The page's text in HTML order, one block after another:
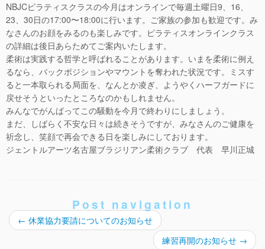
NBJCピラティスクラスの今月はオンラインで毎週土曜日9、16、
23、30日の17:00〜18:00に行います。ご家族の参加も歓迎です。み
なさんのお顔をみるのも楽しみです。ピラティスオンラインクラス
の詳細は後日あらためてご案内いたします。
柔術は実践する哲学と呼ばれることがあります。いまを柔術に例え
るなら、バックポジションやマウントを奪われた状況です。ミスす
ると一本取られる局面を、なんとか凌ぎ、ようやくハーフガードに
戻せそうといったところなのかもしれません。
みんなでがんばってこの騒動を今月で終わりにしましょう。
まだ、しばらく不安な日々は続きそうですが、みなさんのご健康を
祈念し、笑顔で再会できる日を楽しみにしております。
ジェントルアーツ名古屋ブラジリアン柔術クラブ 代表 早川正城
Post navigation
← 休業協力要請についてのお知らせ
練習再開のお知らせ →